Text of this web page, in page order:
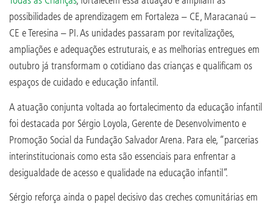
possibilidades de aprendizagem em Fortaleza – CE, Maracanaú –
CE e Teresina – PI. As unidades passaram por revitalizações,
ampliações e adequações estruturais, e as melhorias entregues em
outubro já transformam o cotidiano das crianças e qualificam os
espaços de cuidado e educação infantil.
A atuação conjunta voltada ao fortalecimento da educação infantil
foi destacada por Sérgio Loyola, Gerente de Desenvolvimento e
Promoção Social da Fundação Salvador Arena. Para ele, “parcerias
interinstitucionais como esta são essenciais para enfrentar a
desigualdade de acesso e qualidade na educação infantil”.
Sérgio reforça ainda o papel decisivo das creches comunitárias em